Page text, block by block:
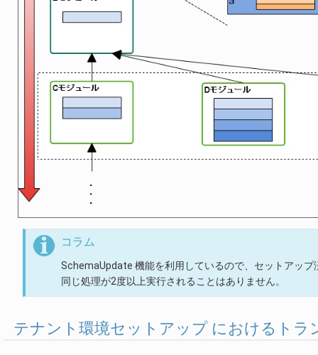
コラム
SchemaUpdate 機能を利用しているので、セットアッ
同じ処理が2度以上実行されることはありません。
テナント環境セットアップ におけるトラ